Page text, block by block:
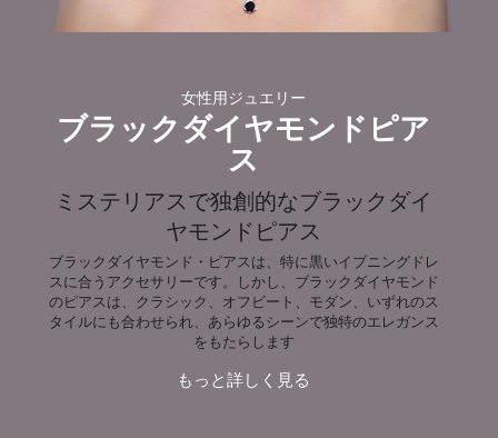
女性用ジュエリー
ブラックダイヤモンドピア
ス
ミステリアスで独創的なブラックダイ
ヤモンドピアス
ブラックダイヤモンド・ピアスは、特に黒いイブニングドレ
スに合うアクセサリーです。しかし、ブラックダイヤモンド
のピアスは、クラシック、オフビート、モダン、いずれのス
タイルにも合わせられ、あらゆるシーンで独特のエレガンス
をもたらします
もっと詳しく見る